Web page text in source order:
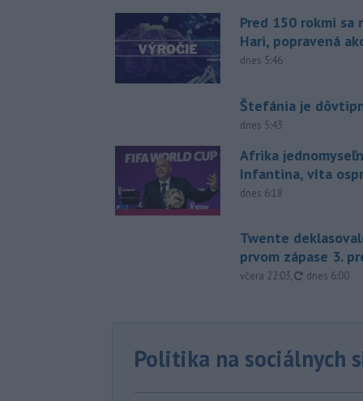
Pred 150 rokmi sa
Hari, popravená
dnes 5:46
Štefánia je
dnes 5:43
Afrika
Infantina, víta
dnes 6:18
Twente
prvom zápase 3.
včera 22:03, aktualizované
dnes 6:00
Politika na sociálnych